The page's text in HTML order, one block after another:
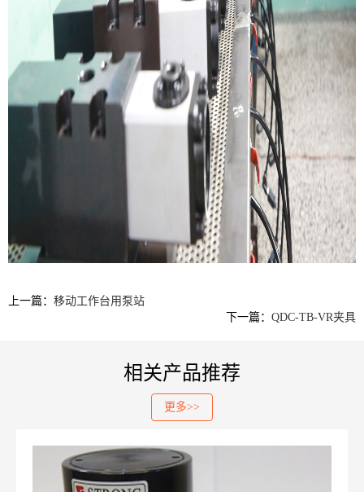
上一篇： 移动工作台用泵站
下一篇： QDC-TB-VR夹具
相关产品推荐
更多>>